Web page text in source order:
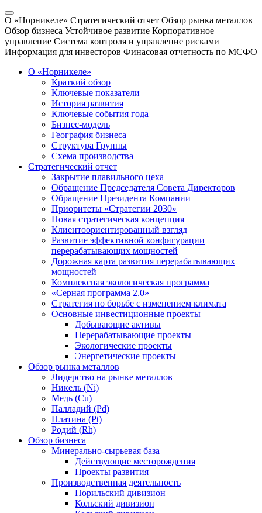
О «Норникеле» Стратегический отчет Обзор рынка металлов
Обзор бизнеса Устойчивое развитие Корпоративное
управление Система контроля и управление рисками
Информация для инвесторов Финасовая отчетность по МСФО
О «Норникеле»
Краткий обзор
Ключевые показатели
История развития
Ключевые события года
Бизнес-модель
География бизнеса
Структура Группы
Схема производства
Стратегический отчет
Закрытие плавильного цеха
Обращение Председателя Совета Директоров
Обращение Президента Компании
Приоритеты «Стратегии 2030»
Новая стратегическая концепция
Клиентоориентированный взгляд
Развитие эффективной конфигурации
перерабатывающих мощностей
Дорожная карта развития перерабатывающих
мощностей
Комплексная экологическая программа
«Серная программа 2.0»
Стратегия по борьбе с изменением климата
Основные инвестиционные проекты
Добывающие активы
Перерабатывающие проекты
Экологические проекты
Энергетические проекты
Обзор рынка металлов
Лидерство на рынке металлов
Никель (Ni)
Медь (Cu)
Палладий (Pd)
Платина (Pt)
Родий (Rh)
Обзор бизнеса
Минерально-сырьевая база
Действующие месторождения
Проекты развития
Производственная деятельность
Норильский дивизион
Кольский дивизион